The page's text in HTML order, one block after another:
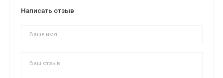
Написать отзыв